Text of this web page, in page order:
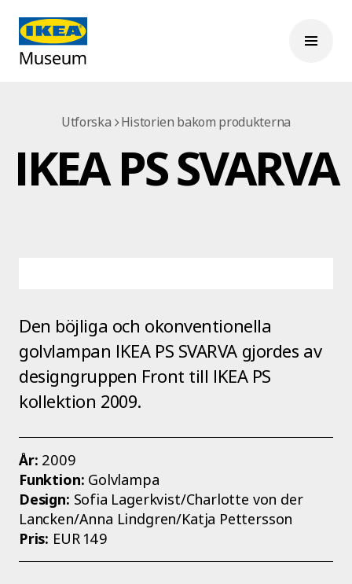
Utforska Historien bakom produkterna
IKEA PS SVARVA
Den böjliga och okonventionella
golvlampan IKEA PS SVARVA gjordes av
designgruppen Front till IKEA PS
kollektion 2009.
År: 2009
Funktion: Golvlampa
Design: Sofia Lagerkvist/Charlotte von der
Lancken/Anna Lindgren/Katja Pettersson
Pris: EUR 149